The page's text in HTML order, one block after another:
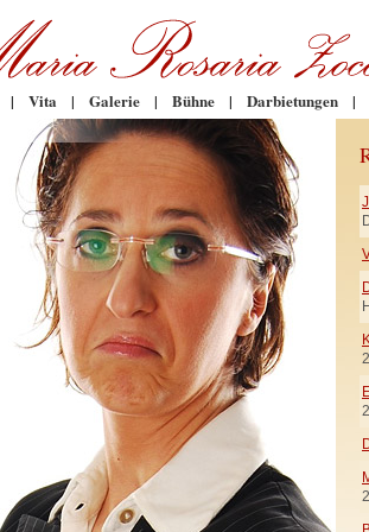
| Vita | Galerie | Bühne | Darbietungen |